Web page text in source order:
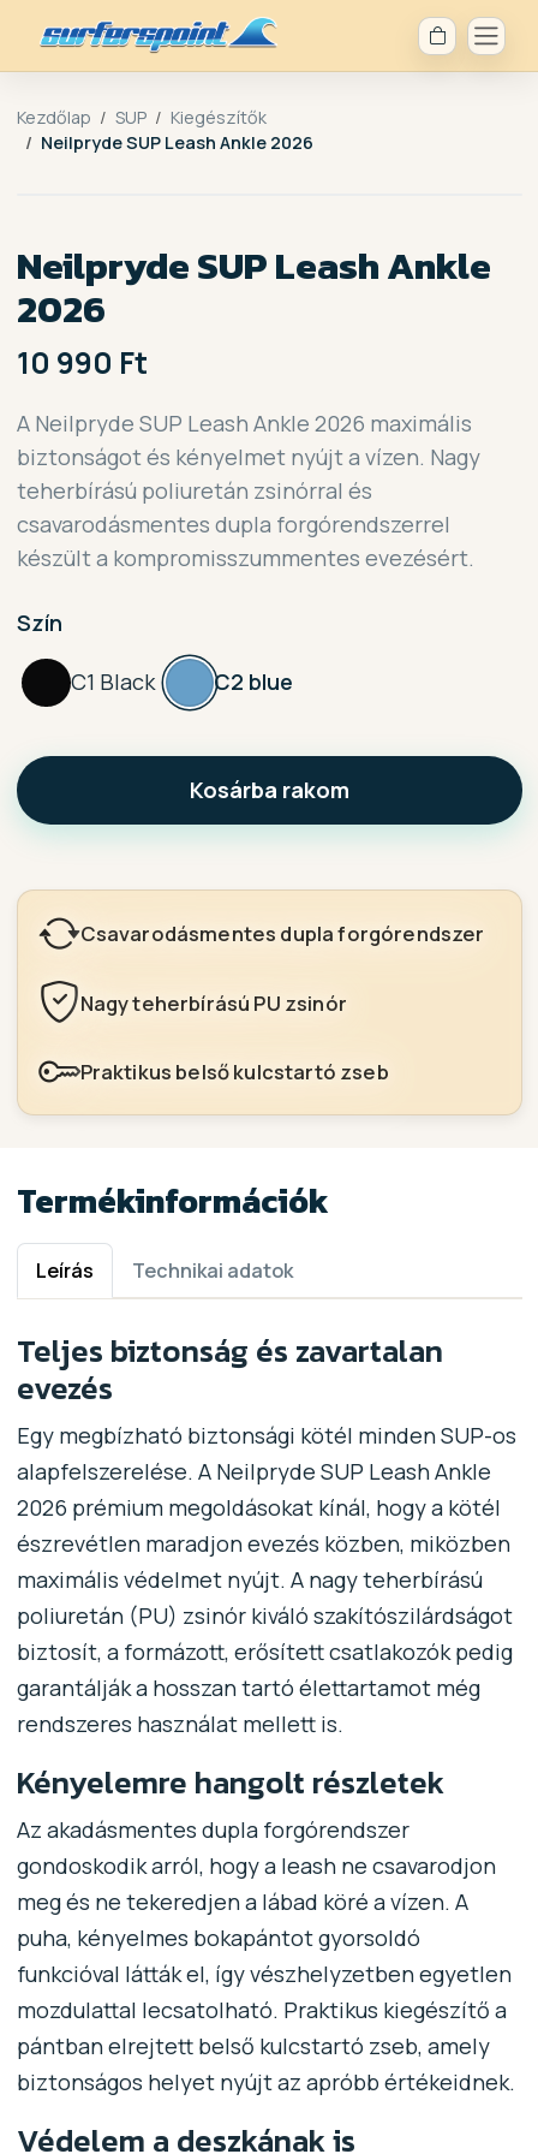
Kezdőlap SUP
Kiegészítők
Neilpryde SUP Leash Ankle 2026
Neilpryde SUP Leash Ankle
2026
10 990 Ft
A Neilpryde SUP Leash Ankle 2026 maximális
biztonságot és kényelmet nyújt a vízen. Nagy
teherbírású poliuretán zsinórral és
csavarodásmentes dupla forgórendszerrel
készült a kompromisszummentes evezésért.
Szín
C1 Black C2 blue
Kosárba rakom
Csavarodásmentes dupla forgórendszer
Nagy teherbírású PU zsinór
Praktikus belső kulcstartó zseb
Termékinformációk
Leírás Technikai adatok
Teljes biztonság és zavartalan
evezés
Egy megbízható biztonsági kötél minden SUP-os
alapfelszerelése. A Neilpryde SUP Leash Ankle
2026 prémium megoldásokat kínál, hogy a kötél
észrevétlen maradjon evezés közben, miközben
maximális védelmet nyújt. A nagy teherbírású
poliuretán (PU) zsinór kiváló szakítószilárdságot
biztosít, a formázott, erősített csatlakozók pedig
garantálják a hosszan tartó élettartamot még
rendszeres használat mellett is.
Kényelemre hangolt részletek
Az akadásmentes dupla forgórendszer
gondoskodik arról, hogy a leash ne csavarodjon
meg és ne tekeredjen a lábad köré a vízen. A
puha, kényelmes bokapántot gyorsoldó
funkcióval látták el, így vészhelyzetben egyetlen
mozdulattal lecsatolható. Praktikus kiegészítő a
pántban elrejtett belső kulcstartó zseb, amely
biztonságos helyet nyújt az apróbb értékeidnek.
Védelem a deszkának is